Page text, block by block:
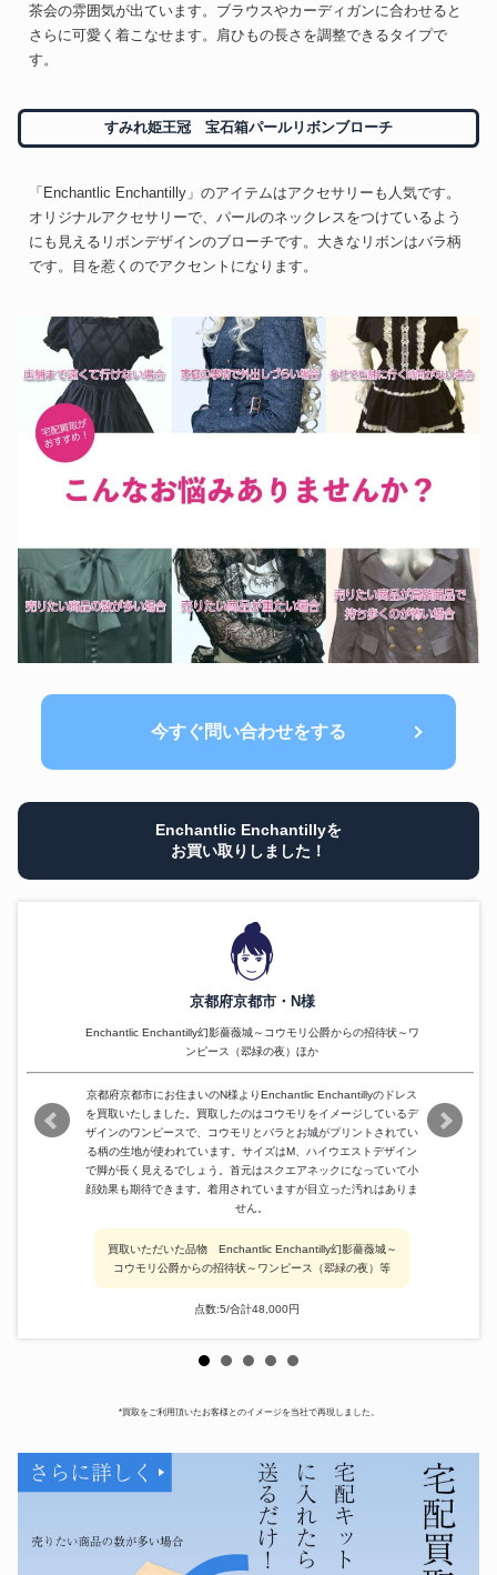
茶会の雰囲気が出ています。ブラウスやカーディガンに合わせると
さらに可愛く着こなせます。肩ひもの長さを調整できるタイプで
す。
すみれ姫王冠 宝石箱パールリボンブローチ
「Enchantlic Enchantilly」のアイテムはアクセサリーも人気です。
オリジナルアクセサリーで、パールのネックレスをつけているよう
にも見えるリボンデザインのブローチです。大きなリボンはバラ柄
です。目を惹くのでアクセントになります。
今すぐ問い合わせをする
Enchantlic Enchantillyを
お買い取りしました！
京都府京都市・N様
Enchantlic Enchantilly幻影薔薇城～コウモリ公爵からの招待状～ワ
ンピース（翆緑の夜）ほか
京都府京都市にお住まいのN様よりEnchantlic Enchantillyのドレス
を買取いたしました。買取したのはコウモリをイメージしているデ
ザインのワンピースで、コウモリとバラとお城がプリントされてい
る柄の生地が使われています。サイズはM、ハイウエストデザイン
で脚が長く見えるでしょう。首元はスクエアネックになっていて小
顔効果も期待できます。着用されていますが目立った汚れはありま
せん。
買取いただいた品物 Enchantlic Enchantilly幻影薔薇城～
コウモリ公爵からの招待状～ワンピース（翆緑の夜）等
点数:5/合計48,000円
*買取をご利用頂いたお客様とのイメージを当社で再現しました。